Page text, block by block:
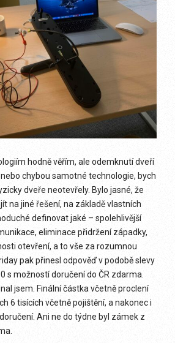
hodně věřím, ale odemknutí dveří
chybou samotné technologie, bych
dveře neotevřely. Bylo jasné, že
na jiné řešení, na základě vlastních
definovat jaké – spolehlivější
eliminace přidržení západky,
otevření, a to vše za rozumnou
pak přinesl odpověď v podobě slevy
s možností doručení do ČR zdarma.
jsem. Finální částka včetně proclení
6 tisících včetně pojištění, a nakonec i
Ani ne do týdne byl zámek z